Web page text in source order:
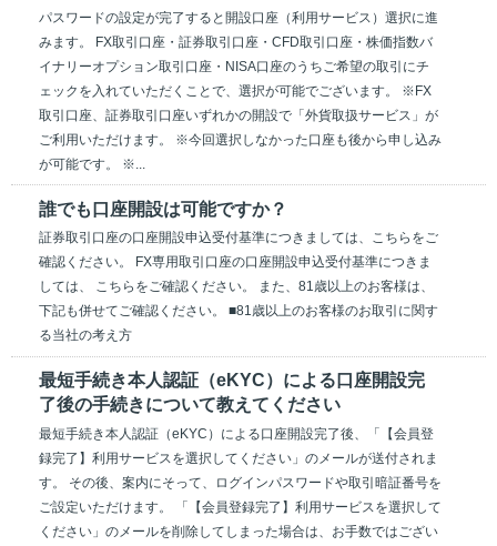
パスワードの設定が完了すると開設口座（利用サービス）選択に進
みます。 FX取引口座・証券取引口座・CFD取引口座・株価指数バ
イナリーオプション取引口座・NISA口座のうちご希望の取引にチ
ェックを入れていただくことで、選択が可能でございます。 ※FX
取引口座、証券取引口座いずれかの開設で「外貨取扱サービス」が
ご利用いただけます。 ※今回選択しなかった口座も後から申し込み
が可能です。 ※...
誰でも口座開設は可能ですか？
証券取引口座の口座開設申込受付基準につきましては、こちらをご
確認ください。 FX専用取引口座の口座開設申込受付基準につきま
しては、 こちらをご確認ください。 また、81歳以上のお客様は、
下記も併せてご確認ください。 ■81歳以上のお客様のお取引に関す
る当社の考え方
最短手続き本人認証（eKYC）による口座開設完
了後の手続きについて教えてください
最短手続き本人認証（eKYC）による口座開設完了後、「【会員登
録完了】利用サービスを選択してください」のメールが送付されま
す。 その後、案内にそって、ログインパスワードや取引暗証番号を
ご設定いただけます。 「【会員登録完了】利用サービスを選択して
ください」のメールを削除してしまった場合は、お手数ではござい